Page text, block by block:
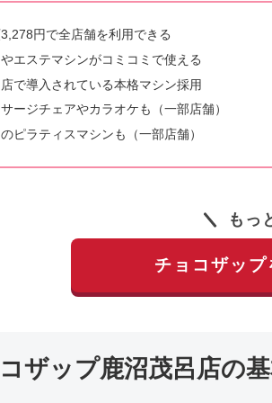
3,278円で全店舗を利用できる
エステマシンがコミコミで使える
で導入されている本格マシン採用
ージチェアやカラオケも（一部店舗）
ピラティスマシンも（一部店舗）
もっ
チョコザッ
ザップ鹿沼茂呂店の